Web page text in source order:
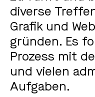
diverse
Grafik und
gründen. Es
Prozess mit
und vielen
Aufgaben.